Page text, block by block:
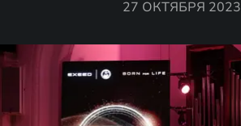
27 ОКТЯБРЯ 2023